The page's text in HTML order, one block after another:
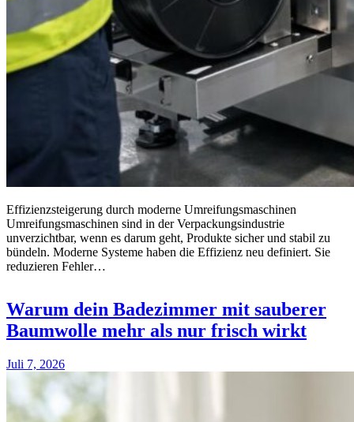
Effizienzsteigerung durch moderne Umreifungsmaschinen
Umreifungsmaschinen sind in der Verpackungsindustrie
unverzichtbar, wenn es darum geht, Produkte sicher und stabil zu
bündeln. Moderne Systeme haben die Effizienz neu definiert. Sie
reduzieren Fehler…
Warum dein Badezimmer mit sauberer
Baumwolle mehr als nur frisch wirkt
Juli 7, 2026